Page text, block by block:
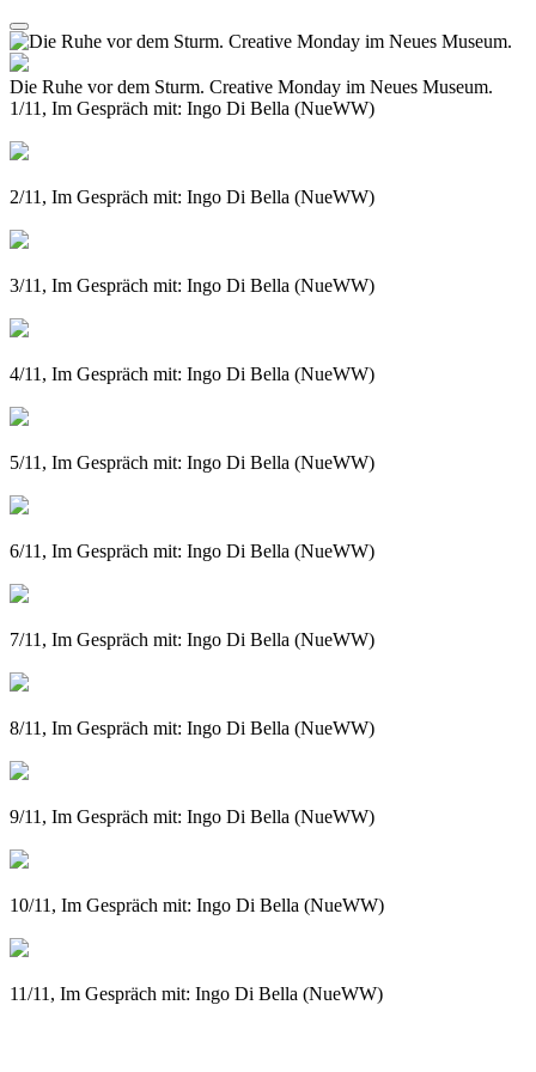
Die Ruhe vor dem Sturm. Creative Monday im Neues Museum.
1/11, Im Gespräch mit: Ingo Di Bella (NueWW)
2/11, Im Gespräch mit: Ingo Di Bella (NueWW)
3/11, Im Gespräch mit: Ingo Di Bella (NueWW)
4/11, Im Gespräch mit: Ingo Di Bella (NueWW)
5/11, Im Gespräch mit: Ingo Di Bella (NueWW)
6/11, Im Gespräch mit: Ingo Di Bella (NueWW)
7/11, Im Gespräch mit: Ingo Di Bella (NueWW)
8/11, Im Gespräch mit: Ingo Di Bella (NueWW)
9/11, Im Gespräch mit: Ingo Di Bella (NueWW)
10/11, Im Gespräch mit: Ingo Di Bella (NueWW)
11/11, Im Gespräch mit: Ingo Di Bella (NueWW)